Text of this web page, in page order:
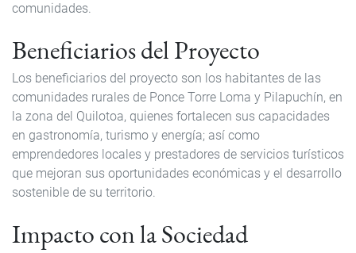
comunidades.
Beneficiarios del Proyecto
Los beneficiarios del proyecto son los habitantes de las
comunidades rurales de Ponce Torre Loma y Pilapuchín, en
la zona del Quilotoa, quienes fortalecen sus capacidades
en gastronomía, turismo y energía; así como
emprendedores locales y prestadores de servicios turísticos
que mejoran sus oportunidades económicas y el desarrollo
sostenible de su territorio.
Impacto con la Sociedad